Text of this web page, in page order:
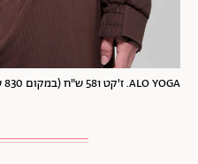
ALO YOGA. ז'קט 581 ש"ח (במקום 830 ש"ח) | צילום: יח"צ